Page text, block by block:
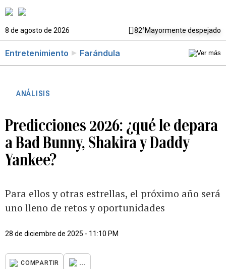
8 de agosto de 2026 82°Mayormente despejado
Entretenimiento Farándula
ANÁLISIS
Predicciones 2026: ¿qué le depara
a Bad Bunny, Shakira y Daddy
Yankee?
Para ellos y otras estrellas, el próximo año será
uno lleno de retos y oportunidades
28 de diciembre de 2025 - 11:10 PM
COMPARTIR ...